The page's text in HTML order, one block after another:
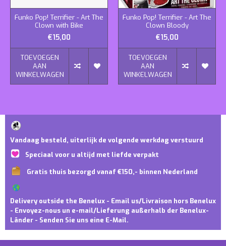
Funko Pop! Terrifier - Art The
Clown with Bike
€15,00
TOEVOEGEN
AAN
WINKELWAGEN
Funko Pop! Terrifier - Art The
Clown Bloody
€15,00
TOEVOEGEN
AAN
WINKELWAGEN
Vandaag besteld, uiterlijk de volgende werkdag verstuurd
Speciaal voor u altijd met liefde verpakt
Gratis thuis bezorgd vanaf €150,- binnen Nederland
Delivery outside the Benelux - Email us/Livraison hors Benelux
- Envoyez-nous un e-mail/Lieferung außerhalb der Benelux-
Länder - Senden Sie uns eine E-Mail.